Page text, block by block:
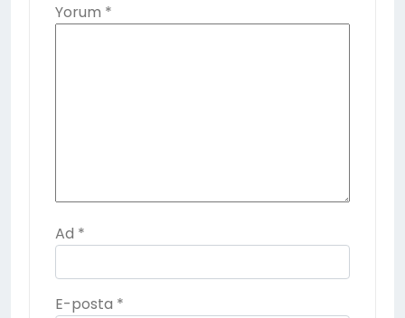
Yorum *
Ad *
E-posta *